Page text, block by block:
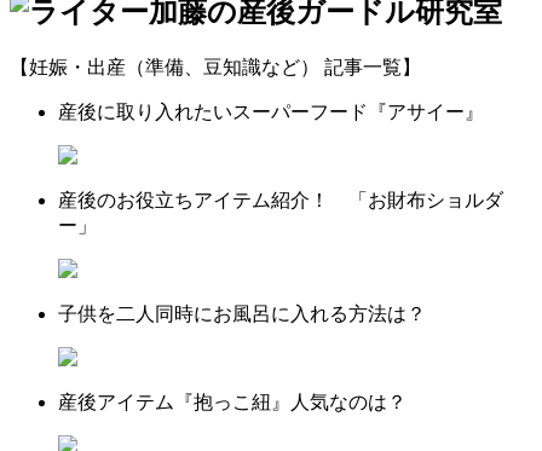
【妊娠・出産（準備、豆知識など） 記事一覧】
産後に取り入れたいスーパーフード『アサイー』
産後のお役立ちアイテム紹介！ 「お財布ショルダ
ー」
子供を二人同時にお風呂に入れる方法は？
産後アイテム『抱っこ紐』人気なのは？